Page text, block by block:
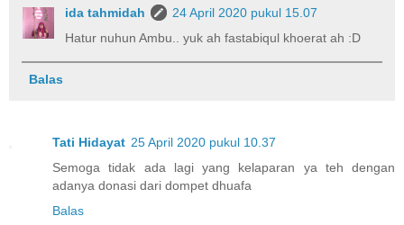
ida tahmidah
24 April 2020 pukul 15.07
Hatur nuhun Ambu.. yuk ah fastabiqul khoerat ah :D
Balas
Tati Hidayat 25 April 2020 pukul 10.37
Semoga tidak ada lagi yang kelaparan ya teh dengan
adanya donasi dari dompet dhuafa
Balas